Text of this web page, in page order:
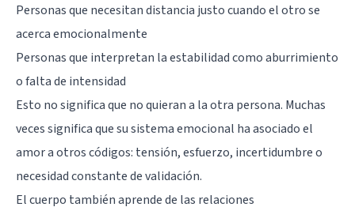
Personas que necesitan distancia justo cuando el otro se
acerca emocionalmente
Personas que interpretan la estabilidad como aburrimiento
o falta de intensidad
Esto no significa que no quieran a la otra persona. Muchas
veces significa que su sistema emocional ha asociado el
amor a otros códigos: tensión, esfuerzo, incertidumbre o
necesidad constante de validación.
El cuerpo también aprende de las relaciones